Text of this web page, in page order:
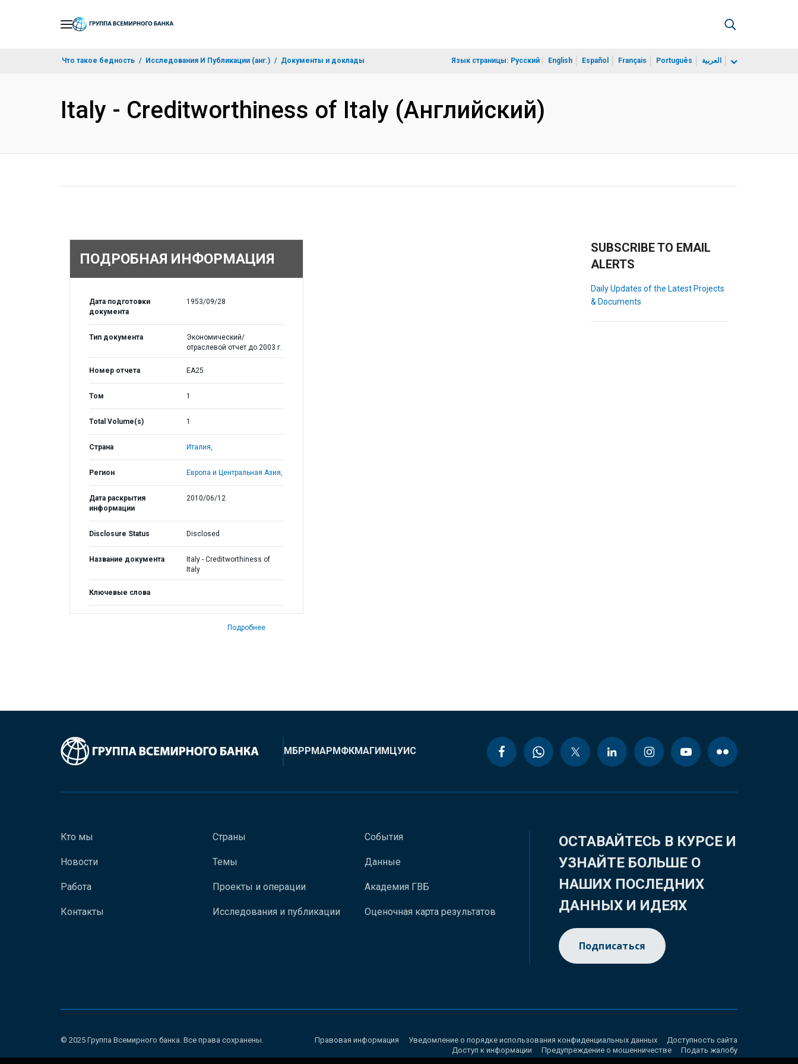
Что такое бедность Исследования И Публикации (анг.) Документы и доклады Язык страницы: Русский English Español Français Português العربية
Italy - Creditworthiness of Italy (Английский)
ПОДРОБНАЯ ИНФОРМАЦИЯ
Дата подготовки
документа
1953/09/28
Тип документа
Экономический/
отраслевой отчет до 2003 г.
Номер отчета EA25
Том 1
Total Volume(s) 1
Страна Италия,
Регион Европа и Центральная Азия,
Дата раскрытия
информации
2010/06/12
Disclosure Status Disclosed
Название документа
Italy - Creditworthiness of
Italy
Ключевые слова
Подробнее
SUBSCRIBE TO EMAIL
ALERTS
Daily Updates of the Latest Projects
& Documents
МБРРМАРМФКМАГИМЦУИС
Кто мы
Новости
Работа
Контакты
Страны
Темы
Проекты и операции
Исследования и публикации
События
Данные
Академия ГВБ
Оценочная карта результатов
ОСТАВАЙТЕСЬ В КУРСЕ И
УЗНАЙТЕ БОЛЬШЕ О
НАШИХ ПОСЛЕДНИХ
ДАННЫХ И ИДЕЯХ
Подписаться
© 2025 Группа Всемирного банка. Все права сохранены. Правовая информация Уведомление о порядке использования конфиденциальных данных
Доступность сайта
Доступ к информации
Предупреждение о мошенничестве Подать жалобу